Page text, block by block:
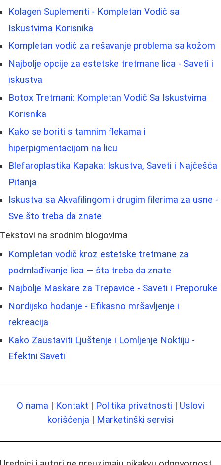
Kolagen Suplementi - Kompletan Vodič sa
Iskustvima Korisnika
Kompletan vodič za rešavanje problema sa kožom
Najbolje opcije za estetske tretmane lica - Saveti i
iskustva
Botox Tretmani: Kompletan Vodič Sa Iskustvima
Korisnika
Kako se boriti s tamnim flekama i
hiperpigmentacijom na licu
Blefaroplastika Kapaka: Iskustva, Saveti i Najčešća
Pitanja
Iskustva sa Akvafilingom i drugim filerima za usne -
Sve što treba da znate
Tekstovi na srodnim blogovima
Kompletan vodič kroz estetske tretmane za
podmlađivanje lica — šta treba da znate
Najbolje Maskare za Trepavice - Saveti i Preporuke
Nordijsko hodanje - Efikasno mršavljenje i
rekreacija
Kako Zaustaviti Ljuštenje i Lomljenje Noktiju -
Efektni Saveti
O nama | Kontakt | Politika privatnosti | Uslovi
korišćenja | Marketinški servisi